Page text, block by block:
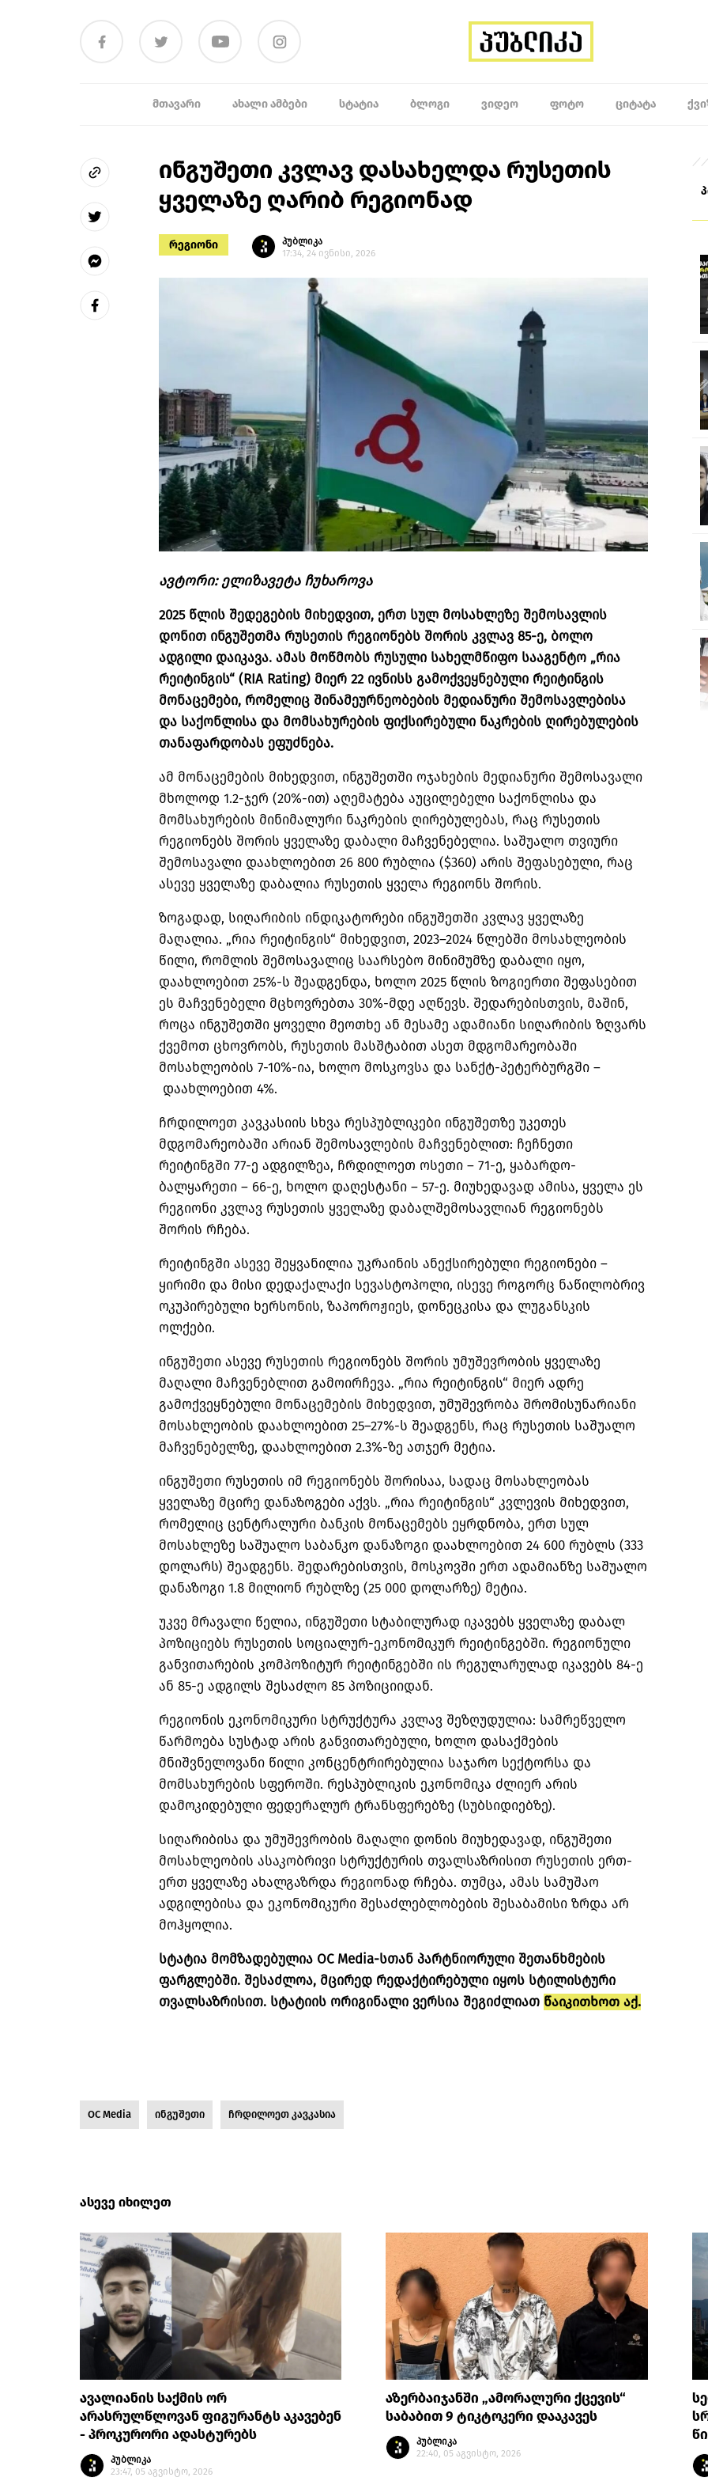
ᲛᲗᲐᲕᲐᲠᲘ ᲐᲮᲐᲚᲘ ᲐᲛᲑᲔᲑᲘ ᲡᲢᲐᲢᲘᲐ ᲑᲚᲝᲒᲘ ᲕᲘᲓᲔᲝ ᲤᲝᲢᲝ ᲪᲘᲢᲐᲢᲐ
ინგუშეთი კვლავ დასახელდა რუსეთის
ყველაზე ღარიბ რეგიონად
რეგიონი
პუბლიკა
17:34, 24 ივნისი, 2026
ავტორი:ელიზავეტა ჩუხაროვა
2025 წლის შედეგების მიხედვით, ერთ სულ მოსახლეზე შემოსავლის
დონით ინგუშეთმა რუსეთის რეგიონებს შორის კვლავ 85-ე, ბოლო
ადგილი დაიკავა. ამას მოწმობს რუსული სახელმწიფო სააგენტო „რია
რეიტინგის“ (RIA Rating) მიერ 22 ივნისს გამოქვეყნებული რეიტინგის
მონაცემები, რომელიც შინამეურნეობების მედიანური შემოსავლებისა
და საქონლისა და მომსახურების ფიქსირებული ნაკრების ღირებულების
თანაფარდობას ეფუძნება.
ამ მონაცემების მიხედვით, ინგუშეთში ოჯახების მედიანური შემოსავალი
მხოლოდ 1.2-ჯერ (20%-ით) აღემატება აუცილებელი საქონლისა და
მომსახურების მინიმალური ნაკრების ღირებულებას, რაც რუსეთის
რეგიონებს შორის ყველაზე დაბალი მაჩვენებელია. საშუალო თვიური
შემოსავალი დაახლოებით 26 800 რუბლია ($360) არის შეფასებული, რაც
ასევე ყველაზე დაბალია რუსეთის ყველა რეგიონს შორის.
ზოგადად, სიღარიბის ინდიკატორები ინგუშეთში კვლავ ყველაზე
მაღალია. „რია რეიტინგის“ მიხედვით, 2023–2024 წლებში მოსახლეობის
წილი, რომლის შემოსავალიც საარსებო მინიმუმზე დაბალი იყო,
დაახლოებით 25%-ს შეადგენდა, ხოლო 2025 წლის ზოგიერთი შეფასებით
ეს მაჩვენებელი მცხოვრებთა 30%-მდე აღწევს. შედარებისთვის, მაშინ,
როცა ინგუშეთში ყოველი მეოთხე ან მესამე ადამიანი სიღარიბის ზღვარს
ქვემოთ ცხოვრობს, რუსეთის მასშტაბით ასეთ მდგომარეობაში
მოსახლეობის 7-10%-ია, ხოლო მოსკოვსა და სანქტ-პეტერბურგში –
დაახლოებით 4%.
ჩრდილოეთ კავკასიის სხვა რესპუბლიკები ინგუშეთზე უკეთეს
მდგომარეობაში არიან შემოსავლების მაჩვენებლით: ჩეჩნეთი
რეიტინგში 77-ე ადგილზეა, ჩრდილოეთ ოსეთი – 71-ე, ყაბარდო-
ბალყარეთი – 66-ე, ხოლო დაღესტანი – 57-ე. მიუხედავად ამისა, ყველა ეს
რეგიონი კვლავ რუსეთის ყველაზე დაბალშემოსავლიან რეგიონებს
შორის რჩება.
რეიტინგში ასევე შეყვანილია უკრაინის ანექსირებული რეგიონები –
ყირიმი და მისი დედაქალაქი სევასტოპოლი, ისევე როგორც ნაწილობრივ
ოკუპირებული ხერსონის, ზაპოროჟიეს, დონეცკისა და ლუგანსკის
ოლქები.
ინგუშეთი ასევე რუსეთის რეგიონებს შორის უმუშევრობის ყველაზე
მაღალი მაჩვენებლით გამოირჩევა. „რია რეიტინგის“ მიერ ადრე
გამოქვეყნებული მონაცემების მიხედვით, უმუშევრობა შრომისუნარიანი
მოსახლეობის დაახლოებით 25–27%-ს შეადგენს, რაც რუსეთის საშუალო
მაჩვენებელზე, დაახლოებით 2.3%-ზე ათჯერ მეტია.
ინგუშეთი რუსეთის იმ რეგიონებს შორისაა, სადაც მოსახლეობას
ყველაზე მცირე დანაზოგები აქვს. „რია რეიტინგის“ კვლევის მიხედვით,
რომელიც ცენტრალური ბანკის მონაცემებს ეყრდნობა, ერთ სულ
მოსახლეზე საშუალო საბანკო დანაზოგი დაახლოებით 24 600 რუბლს (333
დოლარს) შეადგენს. შედარებისთვის, მოსკოვში ერთ ადამიანზე საშუალო
დანაზოგი 1.8 მილიონ რუბლზე (25 000 დოლარზე) მეტია.
უკვე მრავალი წელია, ინგუშეთი სტაბილურად იკავებს ყველაზე დაბალ
პოზიციებს რუსეთის სოციალურ-ეკონომიკურ რეიტინგებში. რეგიონული
განვითარების კომპოზიტურ რეიტინგებში ის რეგულარულად იკავებს 84-ე
ან 85-ე ადგილს შესაძლო 85 პოზიციიდან.
რეგიონის ეკონომიკური სტრუქტურა კვლავ შეზღუდულია: სამრეწველო
წარმოება სუსტად არის განვითარებული, ხოლო დასაქმების
მნიშვნელოვანი წილი კონცენტრირებულია საჯარო სექტორსა და
მომსახურების სფეროში. რესპუბლიკის ეკონომიკა ძლიერ არის
დამოკიდებული ფედერალურ ტრანსფერებზე (სუბსიდიებზე).
სიღარიბისა და უმუშევრობის მაღალი დონის მიუხედავად, ინგუშეთი
მოსახლეობის ასაკობრივი სტრუქტურის თვალსაზრისით რუსეთის ერთ-
ერთ ყველაზე ახალგაზრდა რეგიონად რჩება. თუმცა, ამას სამუშაო
ადგილებისა და ეკონომიკური შესაძლებლობების შესაბამისი ზრდა არ
მოჰყოლია.
სტატია მომზადებულია OC Media-სთან პარტნიორული შეთანხმების
ფარგლებში. შესაძლოა, მცირედ რედაქტირებული იყოს სტილისტური
თვალსაზრისით. სტატიის ორიგინალი ვერსია შეგიძლიათ წაიკითხოთ აქ.
OC Media ინგუშეთი ჩრდილოეთ კავკასია
ასევე იხილეთ
ავალიანის საქმის ორ
არასრულწლოვან ფიგურანტს აკავებენ
- პროკურორი ადასტურებს
პუბლიკა
23:47, 05 აგვისტო, 2026
აზერბაიჯანში „ამორალური ქცევის“
საბაბით 9 ტიკტოკერი დააკავეს
პუბლიკა
22:40, 05 აგვისტო, 2026